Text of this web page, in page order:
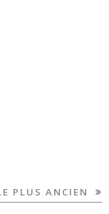
PLUS ANCIEN